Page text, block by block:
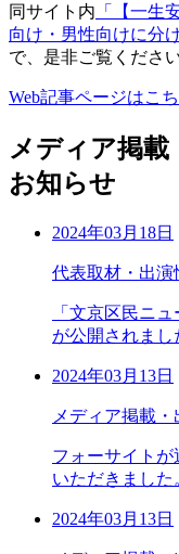
同サイト内 「【一生
向け・男性向けに分
で、是非ご覧ください
Web記事ページはこ
メディア掲載
お知らせ
2024年03月18日
代表取材・出演
「文京区民ニ
が公開されまし
2024年03月13日
メディア掲載・
フォーサイト
いただきました
2024年03月13日